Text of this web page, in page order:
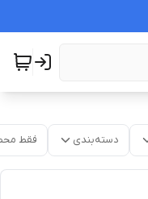
دسته‌بندی فقط